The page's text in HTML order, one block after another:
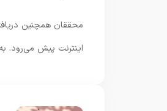
محققان همچنین
اینترنت پیش می‌رود.